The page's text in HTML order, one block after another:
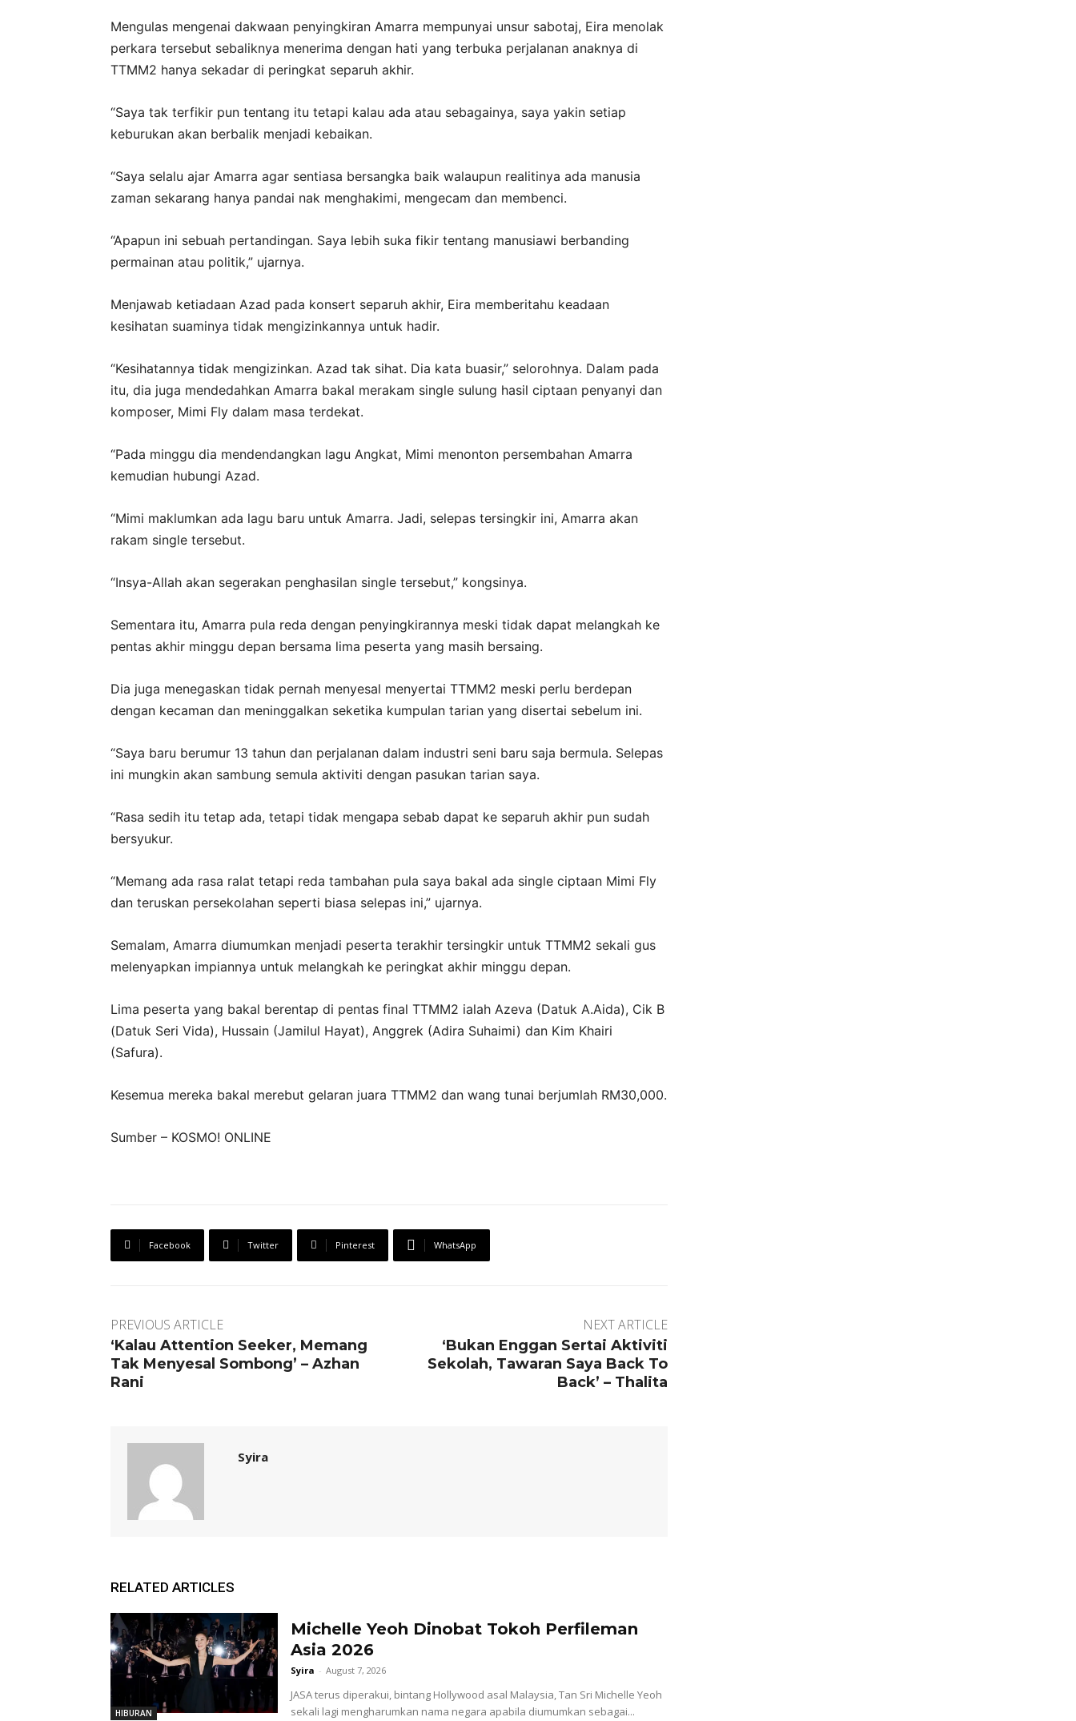
Mengulas mengenai dakwaan penyingkiran Amarra mempunyai unsur sabotaj, Eira menolak
perkara tersebut sebaliknya menerima dengan hati yang terbuka perjalanan anaknya di
TTMM2 hanya sekadar di peringkat separuh akhir.
“Saya tak terfikir pun tentang itu tetapi kalau ada atau sebagainya, saya yakin setiap
keburukan akan berbalik menjadi kebaikan.
“Saya selalu ajar Amarra agar sentiasa bersangka baik walaupun realitinya ada manusia
zaman sekarang hanya pandai nak menghakimi, mengecam dan membenci.
“Apapun ini sebuah pertandingan. Saya lebih suka fikir tentang manusiawi berbanding
permainan atau politik,” ujarnya.
Menjawab ketiadaan Azad pada konsert separuh akhir, Eira memberitahu keadaan
kesihatan suaminya tidak mengizinkannya untuk hadir.
“Kesihatannya tidak mengizinkan. Azad tak sihat. Dia kata buasir,” selorohnya. Dalam pada
itu, dia juga mendedahkan Amarra bakal merakam single sulung hasil ciptaan penyanyi dan
komposer, Mimi Fly dalam masa terdekat.
“Pada minggu dia mendendangkan lagu Angkat, Mimi menonton persembahan Amarra
kemudian hubungi Azad.
“Mimi maklumkan ada lagu baru untuk Amarra. Jadi, selepas tersingkir ini, Amarra akan
rakam single tersebut.
“Insya-Allah akan segerakan penghasilan single tersebut,” kongsinya.
Sementara itu, Amarra pula reda dengan penyingkirannya meski tidak dapat melangkah ke
pentas akhir minggu depan bersama lima peserta yang masih bersaing.
Dia juga menegaskan tidak pernah menyesal menyertai TTMM2 meski perlu berdepan
dengan kecaman dan meninggalkan seketika kumpulan tarian yang disertai sebelum ini.
“Saya baru berumur 13 tahun dan perjalanan dalam industri seni baru saja bermula. Selepas
ini mungkin akan sambung semula aktiviti dengan pasukan tarian saya.
“Rasa sedih itu tetap ada, tetapi tidak mengapa sebab dapat ke separuh akhir pun sudah
bersyukur.
“Memang ada rasa ralat tetapi reda tambahan pula saya bakal ada single ciptaan Mimi Fly
dan teruskan persekolahan seperti biasa selepas ini,” ujarnya.
Semalam, Amarra diumumkan menjadi peserta terakhir tersingkir untuk TTMM2 sekali gus
melenyapkan impiannya untuk melangkah ke peringkat akhir minggu depan.
Lima peserta yang bakal berentap di pentas final TTMM2 ialah Azeva (Datuk A.Aida), Cik B
(Datuk Seri Vida), Hussain (Jamilul Hayat), Anggrek (Adira Suhaimi) dan Kim Khairi
(Safura).
Kesemua mereka bakal merebut gelaran juara TTMM2 dan wang tunai berjumlah RM30,000.
Sumber – KOSMO! ONLINE
Facebook Twitter Pinterest WhatsApp
PREVIOUS ARTICLE
‘Kalau Attention Seeker, Memang
Tak Menyesal Sombong’ – Azhan
Rani
NEXT ARTICLE
‘Bukan Enggan Sertai Aktiviti
Sekolah, Tawaran Saya Back To
Back’ – Thalita
Syira
RELATED ARTICLES
HIBURAN
Michelle Yeoh Dinobat Tokoh Perfileman
Asia 2026
Syira - August 7, 2026
JASA terus diperakui, bintang Hollywood asal Malaysia, Tan Sri Michelle Yeoh
sekali lagi mengharumkan nama negara apabila diumumkan sebagai...